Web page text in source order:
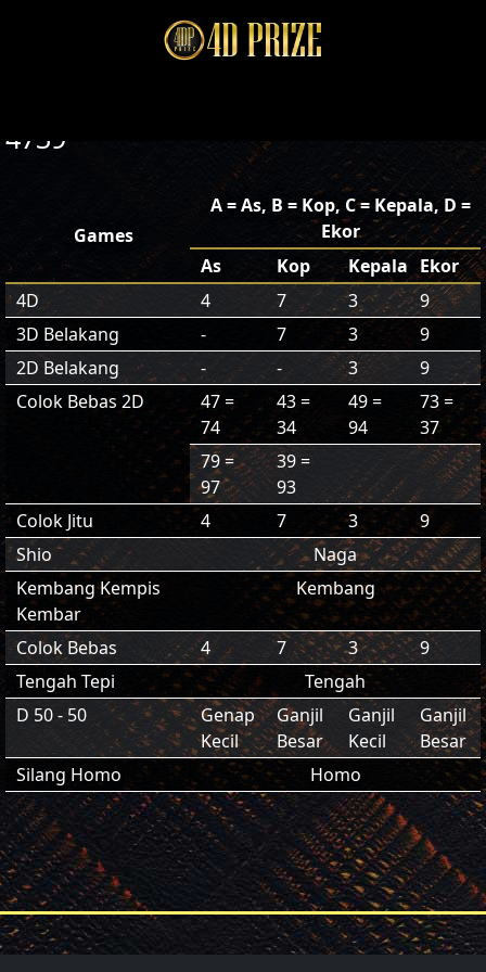
4739
Games
A = As, B = Kop, C = Kepala, D =
Ekor
As
Kop Kepala Ekor
4D
4 7 3
9
3D Belakang
- 7 3
9
2D Belakang
- - 3
9
Colok Bebas 2D
47 =
74
43 =
34
49 =
94
73 =
37
79 =
97
39 =
93
Colok Jitu
4 7 3
9
Shio
Naga
Kembang Kempis
Kembar
Kembang
Colok Bebas 4 7 3
9
Tengah Tepi
Tengah
D 50 - 50
Genap
Kecil
Ganjil
Besar
Ganjil
Kecil
Ganjil
Besar
Silang Homo
Homo